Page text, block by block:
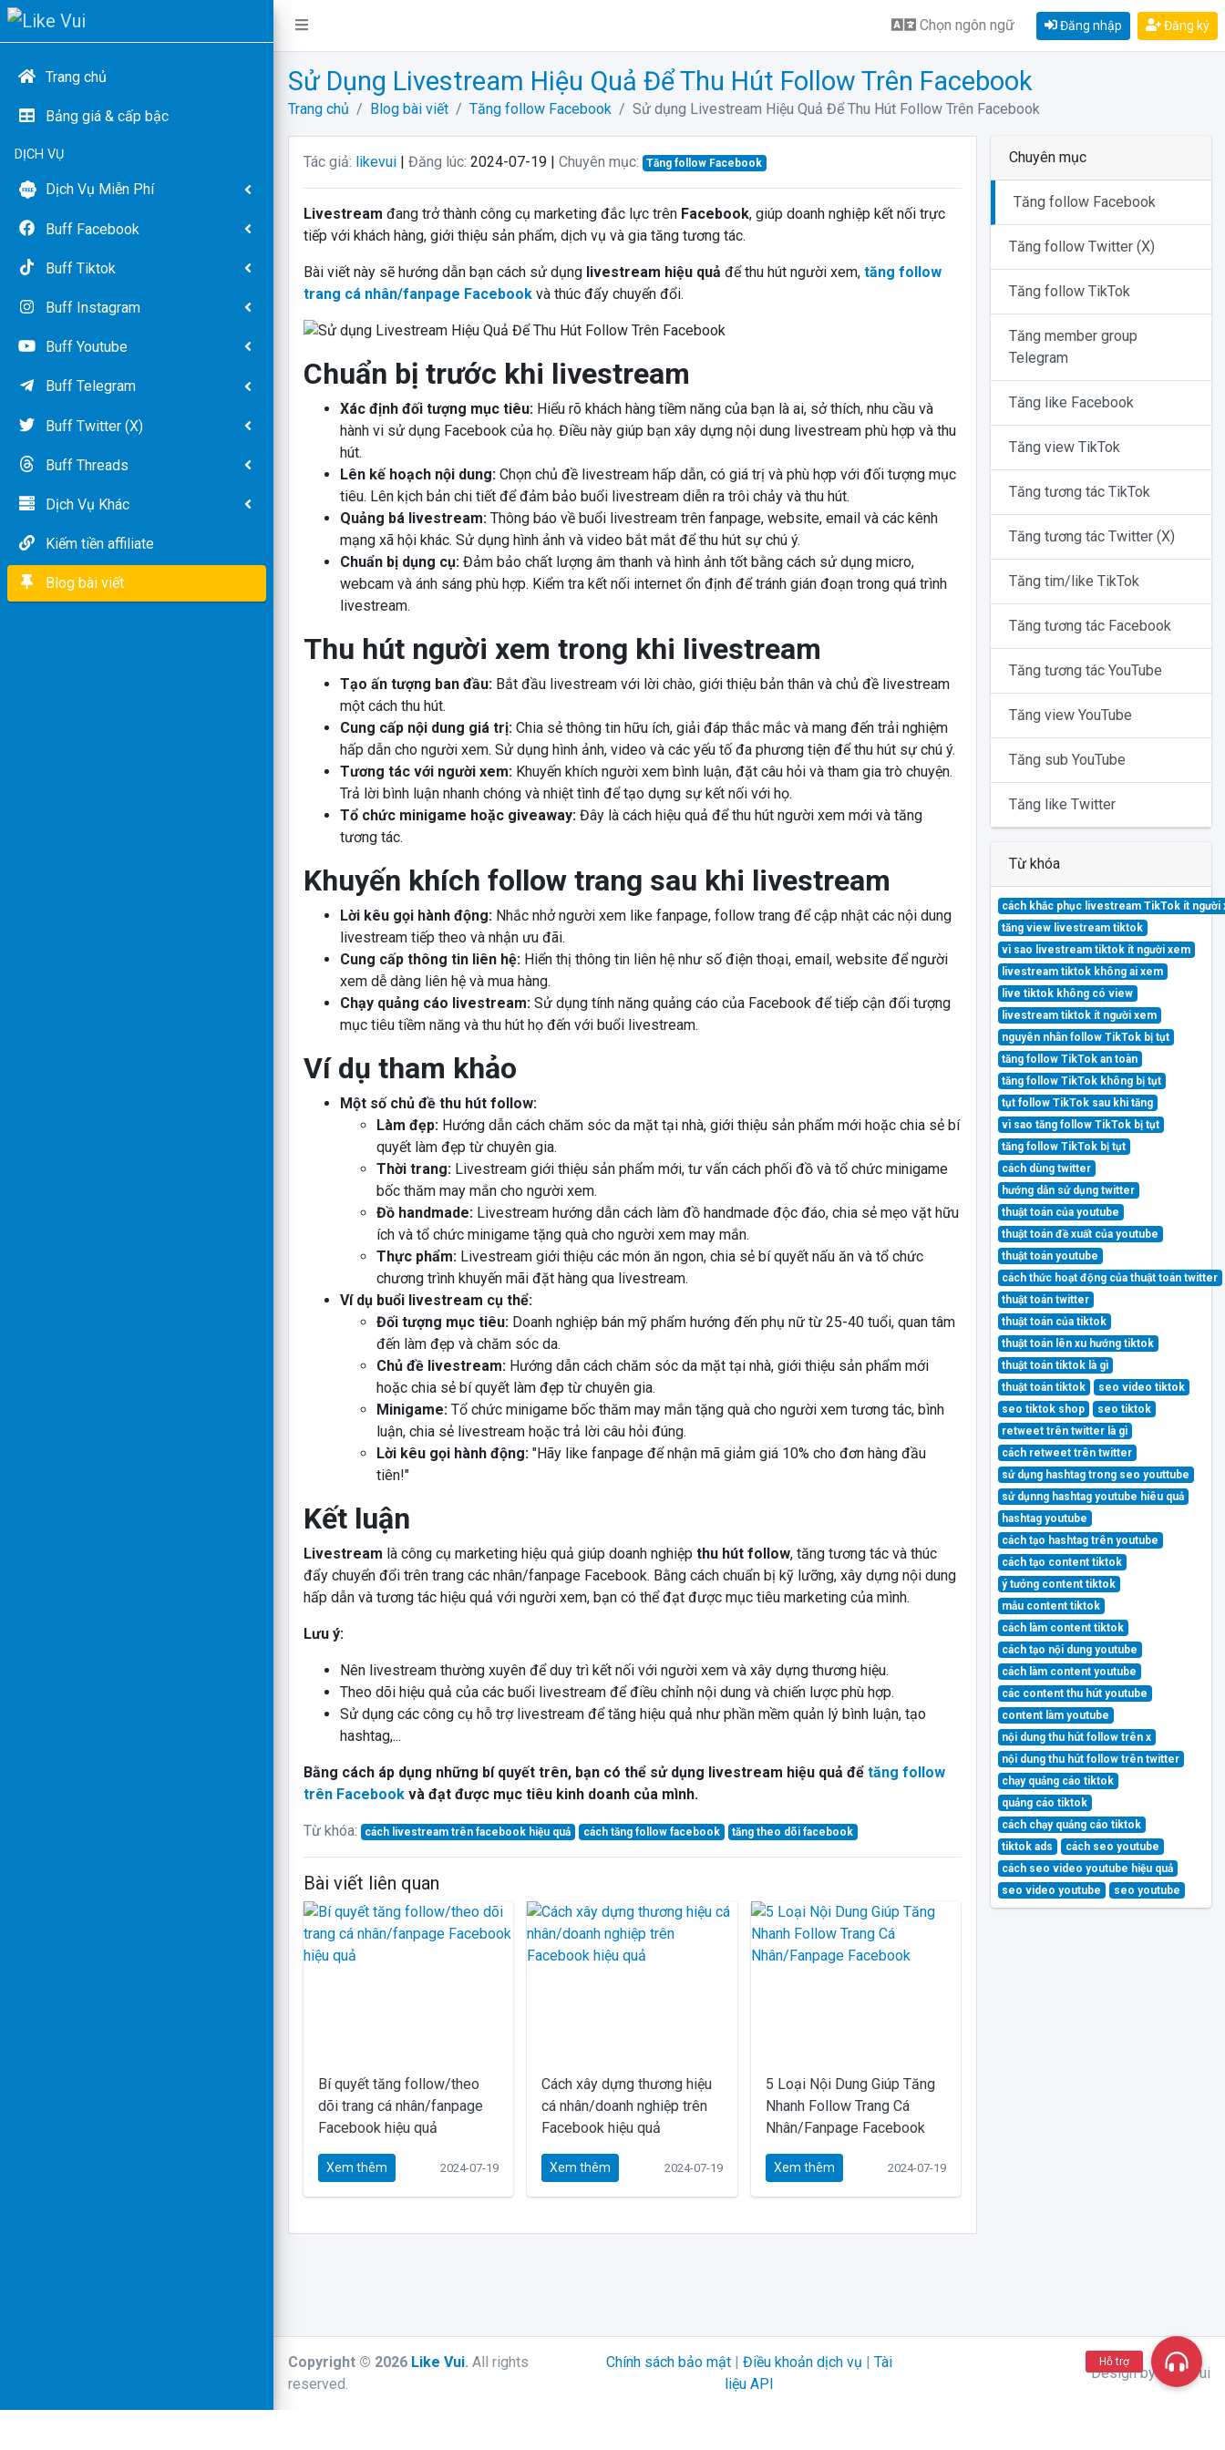
Chọn ngôn ngữ Đăng nhập Đăng ký
Trang chủ
Bảng giá & cấp bậc
DỊCH VỤ
Dịch Vụ Miễn Phí
Buff Facebook
Buff Tiktok
Buff Instagram
Buff Youtube
Buff Telegram
Buff Twitter (X)
Buff Threads
Dịch Vụ Khác
Kiếm tiền affiliate
Blog bài viết
Sử Dụng Livestream Hiệu Quả Để Thu Hút Follow Trên Facebook
Trang chủ Blog bài viết Tăng follow Facebook Sử dụng Livestream Hiệu Quả Để Thu Hút Follow Trên Facebook
Tác giả: likevui| Đăng lúc: 2024-07-19 | Chuyên mục: Tăng follow Facebook
Livestream đang trở thành công cụ marketing đắc lực trên Facebook, giúp doanh nghiệp kết nối trực
tiếp với khách hàng, giới thiệu sản phẩm, dịch vụ và gia tăng tương tác.
Bài viết này sẽ hướng dẫn bạn cách sử dụng livestream hiệu quả để thu hút người xem, tăng follow
trang cá nhân/fanpage Facebookvà thúc đẩy chuyển đổi.
Chuẩn bị trước khi livestream
Xác định đối tượng mục tiêu:Hiểu rõ khách hàng tiềm năng của bạn là ai, sở thích, nhu cầu và
hành vi sử dụng Facebook của họ. Điều này giúp bạn xây dựng nội dung livestream phù hợp và thu
hút.
Lên kế hoạch nội dung:Chọn chủ đề livestream hấp dẫn, có giá trị và phù hợp với đối tượng mục
tiêu. Lên kịch bản chi tiết để đảm bảo buổi livestream diễn ra trôi chảy và thu hút.
Quảng bá livestream:Thông báo về buổi livestream trên fanpage, website, email và các kênh
mạng xã hội khác. Sử dụng hình ảnh và video bắt mắt để thu hút sự chú ý.
Chuẩn bị dụng cụ:Đảm bảo chất lượng âm thanh và hình ảnh tốt bằng cách sử dụng micro,
webcam và ánh sáng phù hợp. Kiểm tra kết nối internet ổn định để tránh gián đoạn trong quá trình
livestream.
Thu hút người xem trong khi livestream
Tạo ấn tượng ban đầu:Bắt đầu livestream với lời chào, giới thiệu bản thân và chủ đề livestream
một cách thu hút.
Cung cấp nội dung giá trị:Chia sẻ thông tin hữu ích, giải đáp thắc mắc và mang đến trải nghiệm
hấp dẫn cho người xem. Sử dụng hình ảnh, video và các yếu tố đa phương tiện để thu hút sự chú ý.
Tương tác với người xem:Khuyến khích người xem bình luận, đặt câu hỏi và tham gia trò chuyện.
Trả lời bình luận nhanh chóng và nhiệt tình để tạo dựng sự kết nối với họ.
Tổ chức minigame hoặc giveaway:Đây là cách hiệu quả để thu hút người xem mới và tăng
tương tác.
Khuyến khích follow trang sau khi livestream
Lời kêu gọi hành động:Nhắc nhở người xem like fanpage, follow trang để cập nhật các nội dung
livestream tiếp theo và nhận ưu đãi.
Cung cấp thông tin liên hệ:Hiển thị thông tin liên hệ như số điện thoại, email, website để người
xem dễ dàng liên hệ và mua hàng.
Chạy quảng cáo livestream:Sử dụng tính năng quảng cáo của Facebook để tiếp cận đối tượng
mục tiêu tiềm năng và thu hút họ đến với buổi livestream.
Ví dụ tham khảo
Một số chủ đề thu hút follow:
Làm đẹp:Hướng dẫn cách chăm sóc da mặt tại nhà, giới thiệu sản phẩm mới hoặc chia sẻ bí
quyết làm đẹp từ chuyên gia.
Thời trang:Livestream giới thiệu sản phẩm mới, tư vấn cách phối đồ và tổ chức minigame
bốc thăm may mắn cho người xem.
Đồ handmade:Livestream hướng dẫn cách làm đồ handmade độc đáo, chia sẻ mẹo vặt hữu
ích và tổ chức minigame tặng quà cho người xem may mắn.
Thực phẩm:Livestream giới thiệu các món ăn ngon, chia sẻ bí quyết nấu ăn và tổ chức
chương trình khuyến mãi đặt hàng qua livestream.
Ví dụ buổi livestream cụ thể:
Đối tượng mục tiêu:Doanh nghiệp bán mỹ phẩm hướng đến phụ nữ từ 25-40 tuổi, quan tâm
đến làm đẹp và chăm sóc da.
Chủ đề livestream:Hướng dẫn cách chăm sóc da mặt tại nhà, giới thiệu sản phẩm mới
hoặc chia sẻ bí quyết làm đẹp từ chuyên gia.
Minigame:Tổ chức minigame bốc thăm may mắn tặng quà cho người xem tương tác, bình
luận, chia sẻ livestream hoặc trả lời câu hỏi đúng.
Lời kêu gọi hành động:"Hãy like fanpage để nhận mã giảm giá 10% cho đơn hàng đầu
tiên!"
Kết luận
Livestream là công cụ marketing hiệu quả giúp doanh nghiệp thu hút follow, tăng tương tác và thúc
đẩy chuyển đổi trên trang các nhân/fanpage Facebook. Bằng cách chuẩn bị kỹ lưỡng, xây dựng nội dung
hấp dẫn và tương tác hiệu quả với người xem, bạn có thể đạt được mục tiêu marketing của mình.
Lưu ý:
Nên livestream thường xuyên để duy trì kết nối với người xem và xây dựng thương hiệu.
Theo dõi hiệu quả của các buổi livestream để điều chỉnh nội dung và chiến lược phù hợp.
Sử dụng các công cụ hỗ trợ livestream để tăng hiệu quả như phần mềm quản lý bình luận, tạo
hashtag,...
Bằng cách áp dụng những bí quyết trên, bạn có thể sử dụng livestream hiệu quả để tăng follow
trên Facebookvà đạt được mục tiêu kinh doanh của mình.
Từ khóa: cách livestream trên facebook hiệu quả cách tăng follow facebook tăng theo dõi facebook
Bài viết liên quan
Bí quyết tăng follow/theo
dõi trang cá nhân/fanpage
Facebook hiệu quả
Xem thêm 2024-07-19
Cách xây dựng thương hiệu
cá nhân/doanh nghiệp trên
Facebook hiệu quả
Xem thêm 2024-07-19
5 Loại Nội Dung Giúp Tăng
Nhanh Follow Trang Cá
Nhân/Fanpage Facebook
Xem thêm 2024-07-19
Chuyên mục
Tăng follow Facebook
Tăng follow Twitter (X)
Tăng follow TikTok
Tăng member group
Telegram
Tăng like Facebook
Tăng view TikTok
Tăng tương tác TikTok
Tăng tương tác Twitter (X)
Tăng tim/like TikTok
Tăng tương tác Facebook
Tăng tương tác YouTube
Tăng view YouTube
Tăng sub YouTube
Tăng like Twitter
Từ khóa
cách khắc phục livestream TikTok ít người
tăng view livestream tiktok
vì sao livestream tiktok ít người xem
livestream tiktok không ai xem
live tiktok không có view
livestream tiktok ít người xem
nguyên nhân follow TikTok bị tụt
tăng follow TikTok an toàn
tăng follow TikTok không bị tụt
tụt follow TikTok sau khi tăng
vì sao tăng follow TikTok bị tụt
tăng follow TikTok bị tụt
cách dùng twitter
hướng dẫn sử dụng twitter
thuật toán của youtube
thuật toán đề xuất của youtube
thuật toán youtube
cách thức hoạt động của thuật toán twitter
thuật toán twitter
thuật toán của tiktok
thuật toán lên xu hướng tiktok
thuật toán tiktok là gì
thuật toán tiktok
seo video tiktok
seo tiktok shop
seo tiktok
retweet trên twitter là gì
cách retweet trên twitter
sử dụng hashtag trong seo youttube
sử dụnng hashtag youtube hiêu quả
hashtag youtube
cách tạo hashtag trên youtube
cách tạo content tiktok
ý tưởng content tiktok
mẫu content tiktok
cách làm content tiktok
cách tạo nội dung youtube
cách làm content youtube
các content thu hút youtube
content làm youtube
nội dung thu hút follow trên x
nội dung thu hút follow trên twitter
chạy quảng cáo tiktok
quảng cáo tiktok
cách chạy quảng cáo tiktok
tiktok ads
cách seo youtube
cách seo video youtube hiệu quả
seo video youtube
seo youtube
Copyright © 2026 Like Vui. All rights
reserved.
Chính sách bảo mật| Điều khoản dịch vụ | Tài
liệu API
Design by Like Vui
Hỗ trợ